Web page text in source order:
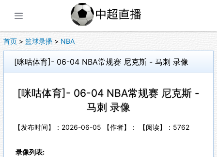
首页 > 篮球录播 > NBA
[咪咕体育]- 06-04 NBA常规赛 尼克斯 - 马刺 录像
[咪咕体育]- 06-04 NBA常规赛 尼克斯 -
马刺 录像
【发布时间】：2026-06-05 【作者】： 【阅读】： 5762
录像列表: